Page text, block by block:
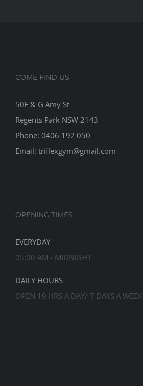
COME FIND US
50F & G Amy St
Regents Park NSW 2143
Phone: 0406 192 050
Email: triflexgym@gmail.com
OPENING TIMES
EVERYDAY
05:00 AM - MIDNIGHT
DAILY HOURS
OPEN 19 HRS A DAY/ 7 DAYS A WEEK